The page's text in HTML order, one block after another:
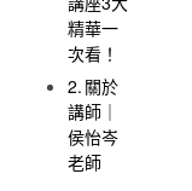
精華一
次看！
關於
講師｜
侯怡岑
老師